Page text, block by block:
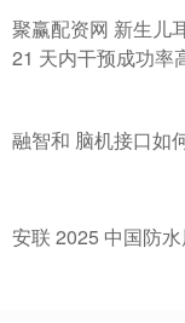
聚赢配资网 新生儿
21 天内干预成功率
融智和 脑机接口如
安联 2025 中国防